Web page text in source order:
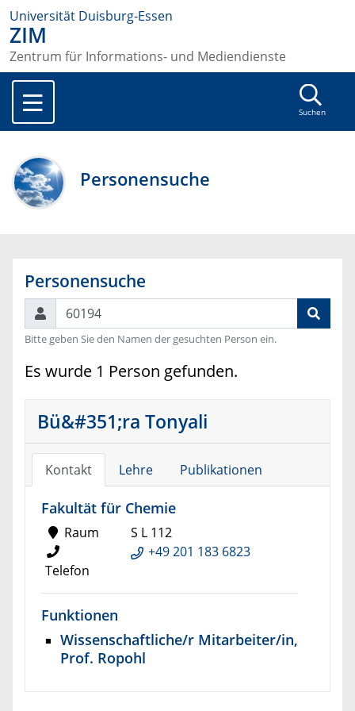
Universität Duisburg-Essen
ZIM
Zentrum für Informations- und Mediendienste
Suchen
Personensuche
Personensuche
Suchen
Bitte geben Sie den Namen der gesuchten Person ein.
Es wurde 1 Person gefunden.
Bü&#351;ra Tonyali
Kontakt Lehre Publikationen
Fakultät für Chemie
Raum S L 112
Telefon
+49 201 183 6823
Funktionen
Wissenschaftliche/r Mitarbeiter/in,
Prof. Ropohl